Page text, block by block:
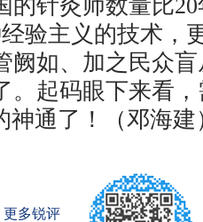
的针灸师数量比
验主义的技术，
阙如、加之民众
。起码眼下来看
神通了！（邓海建
更多锐评